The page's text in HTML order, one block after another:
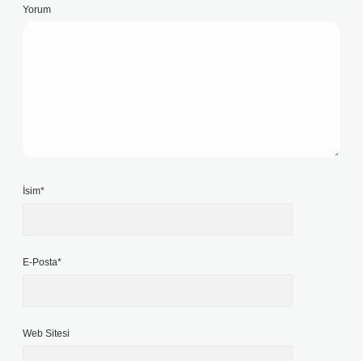
Yorum
İsim*
E-Posta*
Web Sitesi